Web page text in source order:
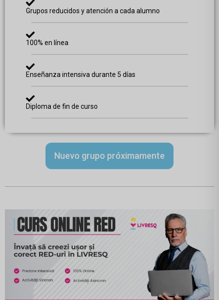
Grupos reducidos y atención a cada alumno
100% en línea
Enseñanza intensiva durante 5 días
Diploma de fin de curso
Nuevo grupo próximamente